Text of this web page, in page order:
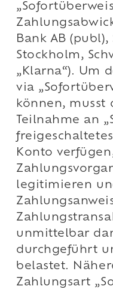
Bank AB (publ),
Stockholm,
„Klarna“). Um
via
können, musst
Teilnahme an
Konto
legitimieren
unmittelbar
durchgeführt
belastet.
Zahlungsart